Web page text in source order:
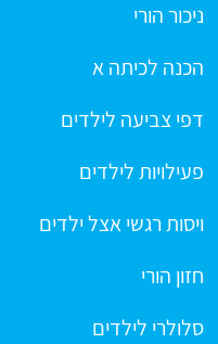
ניכור הורי
הכנה לכיתה א
דפי צביעה לילדים
פעילויות לילדים
ויסות רגשי אצל ילדים
חזון הורי
סלולרי לילדים